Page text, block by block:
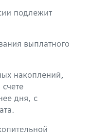
подлежит
выплатного
накоплений,
дня, с